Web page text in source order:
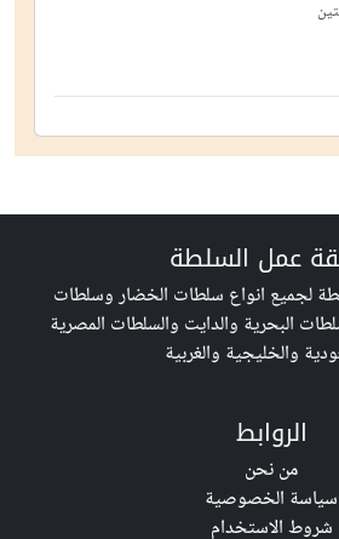
عمل السلطة
لجميع انواع سلطات الخضار وسلطات
البحرية والدايت والسلطات المصرية
والخليجية والغربية
الروابط
من نحن
سياسة الخصوصية
شروط الاستخدام